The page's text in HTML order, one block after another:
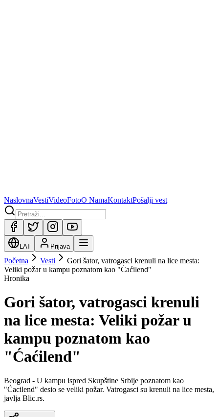
NaslovnaVestiVideoFotoO NamaKontaktPošalji vest
LAT Prijava
Početna Vesti
Gori šator, vatrogasci krenuli na lice mesta:
Veliki požar u kampu poznatom kao "Ćaćilend"
Hronika
Gori šator, vatrogasci krenuli
na lice mesta: Veliki požar u
kampu poznatom kao
"Ćaćilend"
Beograd - U kampu ispred Skupštine Srbije poznatom kao
"Ćacilend" desio se veliki požar. Vatrogasci su krenuli na lice mesta,
javlja Blic.rs.